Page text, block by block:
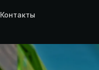
Контакты